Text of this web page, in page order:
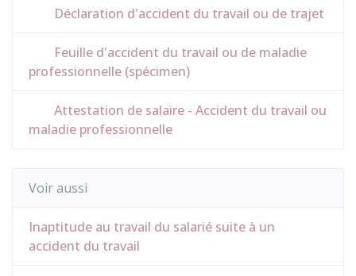
Déclaration d'accident du travail ou de trajet
Feuille d'accident du travail ou de maladie
professionnelle (spécimen)
Attestation de salaire - Accident du travail ou
maladie professionnelle
Voir aussi
Inaptitude au travail du salarié suite à un
accident du travail